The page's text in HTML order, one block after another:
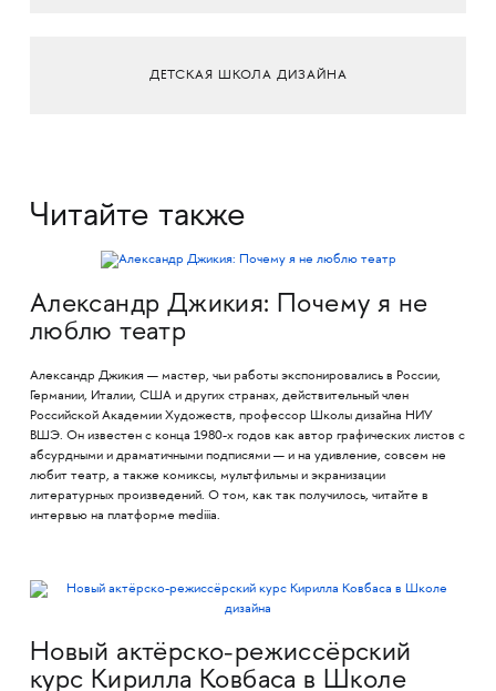
ДЕТСКАЯ ШКОЛА ДИЗАЙНА
Читайте также
Александр Джикия: Почему я не
люблю театр
Александр Джикия — мастер, чьи работы экспонировались в России,
Германии, Италии, США и других странах, действительный член
Российской Академии Художеств, профессор Школы дизайна НИУ
ВШЭ. Он известен с конца 1980-х годов как автор графических листов с
абсурдными и драматичными подписями — и на удивление, совсем не
любит театр, а также комиксы, мультфильмы и экранизации
литературных произведений. О том, как так получилось, читайте в
интервью на платформе mediiia.
Новый актёрско-режиссёрский
курс Кирилла Ковбаса в Школе